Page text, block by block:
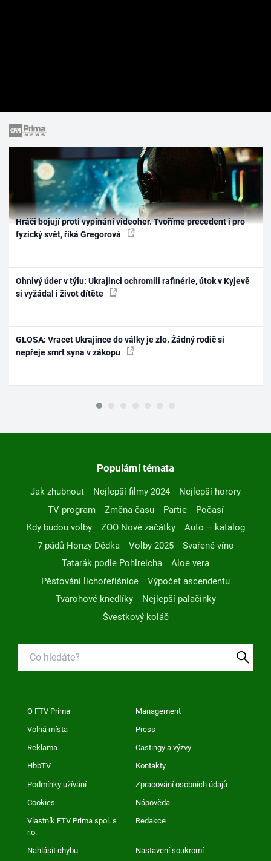
Hráči bojují proti vypínání videoher. Tvoříme precedent i pro
fyzický svět, říká Gregorová
Ohnivý úder v týlu: Ukrajinci ochromili rafinérie, útok v Kyjevě
si vyžádal i život dítěte
GLOSA: Vracet Ukrajince do války je zlo. Žádný rodič si
nepřeje smrt syna v zákopu
Populární témata
Jak zhubnout Nejlepší filmy 2024
Nejlepší horory
TV program
Změna času Partie
Počasí
Kdy budou volby
ZOO Nové začátky
Auto – katalog
7 pádů Honzy Dědka
Volby 2025
Svařené víno
Tatarák podle Pohlreicha
Aloe vera
Pěstování lichořeřišnice
Výpočet ascendentu
Tvarohové knedlíky
Nejlepší palačinky
Švestkový koláč
O FTV Prima Management
Volná místa Press
Reklama Castingy a výzvy
HbbTV Kontakty
Podmínky užívání Zpracování osobních údajů
Cookies Nápověda
Vlastník FTV Prima spol. s
r.o.
Redakce
Nahlásit chybu Nastavení soukromí